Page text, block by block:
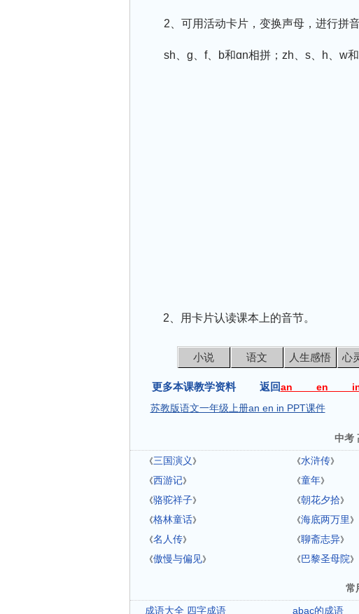
2、可用活动卡片，变换声母，进行拼音
sh、ɡ、f、b和ɑn相拼；zh、s、h、w和
2、用卡片认读课本上的音节。
小说 语文 人生感悟 心
更多本课教学资料 返回an en
苏教版语文一年级上册an en in PPT课件
中考
《三国演义 》 《水浒传》
《西游记》 《童年》
《骆驼祥子》 《朝花夕拾》
《格林童话》 《海底两万里 》
《名人传》 《聊斋志异》
《傲慢与偏见》 《巴黎圣母院》
常
成语大全 四字成语
abac的成语